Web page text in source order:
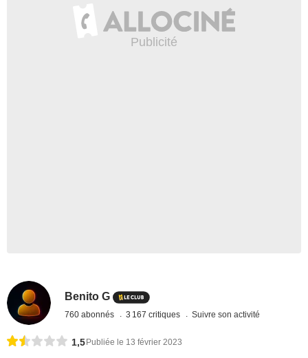
Benito G
760 abonnés 3 167 critiques Suivre son activité
1,5 Publiée le 13 février 2023